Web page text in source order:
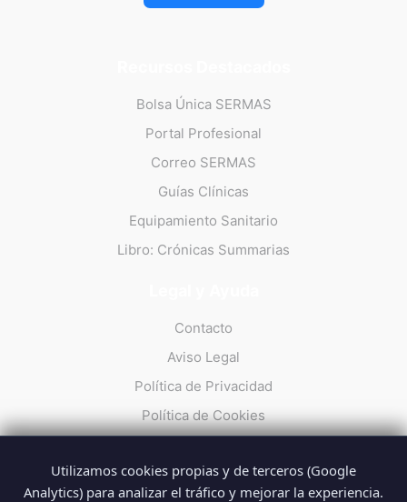
Bolsa Única SERMAS
Portal Profesional
Correo SERMAS
Guías Clínicas
Equipamiento Sanitario
Libro: Crónicas Summarias
Contacto
Aviso Legal
Política de Privacidad
Política de Cookies
Utilizamos cookies propias y de terceros (Google
Analytics) para analizar el tráfico y mejorar la experiencia.